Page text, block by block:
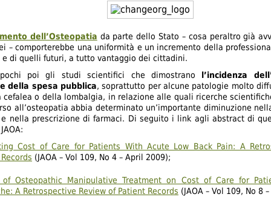
dell’Osteopatia da parte dello Stato – cosa peraltro già
– comporterebbe una uniformità e un incremento della
e di quelli futuri, a tutto vantaggio dei cittadini.
poi gli studi scientifici che dimostrano l’incidenza
della spesa pubblica, soprattutto per alcune patologie molto
cefalea o della lombalgia, in relazione alle quali ricerche
all’osteopatia abbia determinato un’importante diminuzione
nella prescrizione di farmaci. Di seguito i link agli abstract di
Cost of Care for Patients With Acute Low Back Pain: A
(JAOA – Vol 109, No 4 – April 2009);
of Osteopathic Manipulative Treatment on Cost of Care for
A Retrospective Review of Patient Records (JAOA – Vol 109, No 8